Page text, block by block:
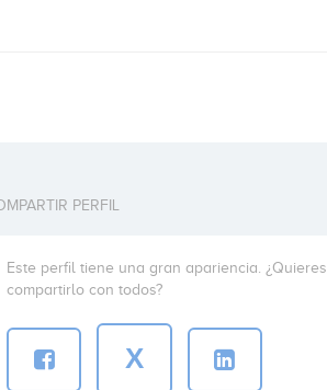
PERFIL
Este perfil tiene una gran apariencia. ¿Quieres
compartirlo con todos?
X